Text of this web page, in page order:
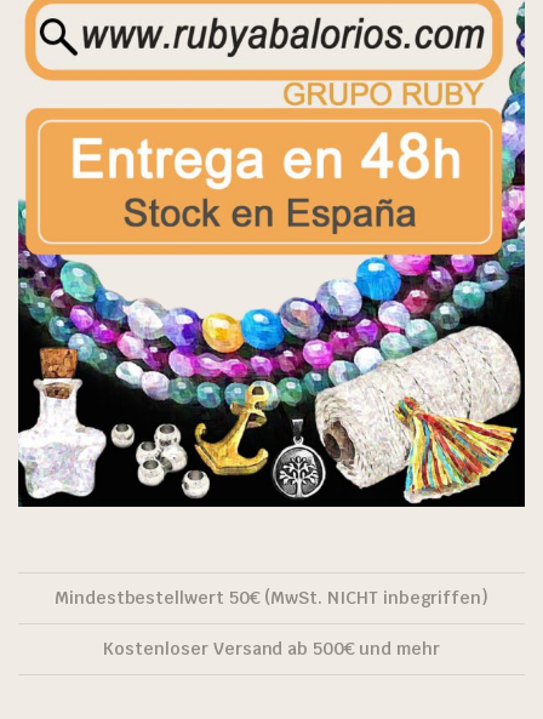
Mindestbestellwert 50€ (MwSt. NICHT inbegriffen)
Kostenloser Versand ab 500€ und mehr